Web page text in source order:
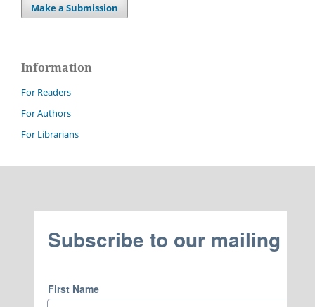
Make a Submission
Information
For Readers
For Authors
For Librarians